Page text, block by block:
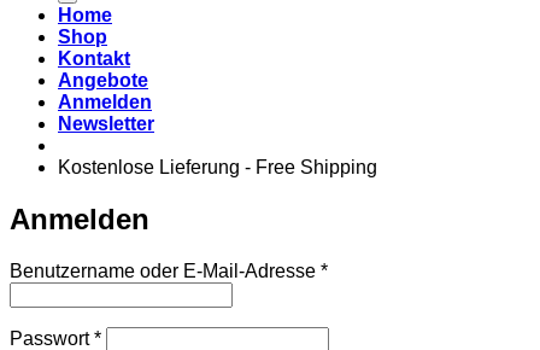
Home
Shop
Kontakt
Angebote
Anmelden
Newsletter
Kostenlose Lieferung - Free Shipping
Anmelden
Benutzername oder E-Mail-Adresse *Erforderlich
Passwort*Erforderlich